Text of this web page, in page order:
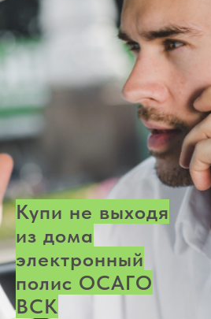
Купи не выходя
из дома
электронный
полис ОСАГО
ВСК